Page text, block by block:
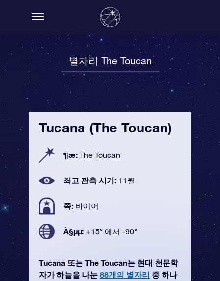
별자리 The Toucan
Tucana (The Toucan)
¶æ: The Toucan
최고 관측 시기: 11월
족: 바이어
À§µµ: +15° 에서 -90°
Tucana 또는 The Toucan는 현대 천문학
자가 하늘을 나눈 88개의 별자리 중 하나